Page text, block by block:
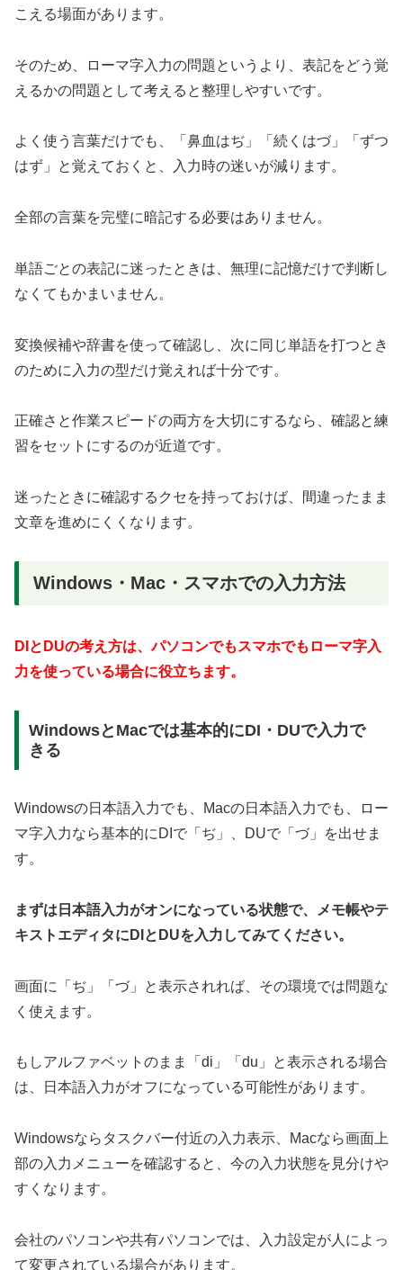
こえる場面があります。
そのため、ローマ字入力の問題というより、表記をどう覚
えるかの問題として考えると整理しやすいです。
よく使う言葉だけでも、「鼻血はぢ」「続くはづ」「ずつ
はず」と覚えておくと、入力時の迷いが減ります。
全部の言葉を完璧に暗記する必要はありません。
単語ごとの表記に迷ったときは、無理に記憶だけで判断し
なくてもかまいません。
変換候補や辞書を使って確認し、次に同じ単語を打つとき
のために入力の型だけ覚えれば十分です。
正確さと作業スピードの両方を大切にするなら、確認と練
習をセットにするのが近道です。
迷ったときに確認するクセを持っておけば、間違ったまま
文章を進めにくくなります。
Windows・Mac・スマホでの入力方法
DIとDUの考え方は、パソコンでもスマホでもローマ字入
力を使っている場合に役立ちます。
WindowsとMacでは基本的にDI・DUで入力で
きる
Windowsの日本語入力でも、Macの日本語入力でも、ロー
マ字入力なら基本的にDIで「ぢ」、DUで「づ」を出せま
す。
まずは日本語入力がオンになっている状態で、メモ帳やテ
キストエディタにDIとDUを入力してみてください。
画面に「ぢ」「づ」と表示されれば、その環境では問題な
く使えます。
もしアルファベットのまま「di」「du」と表示される場合
は、日本語入力がオフになっている可能性があります。
Windowsならタスクバー付近の入力表示、Macなら画面上
部の入力メニューを確認すると、今の入力状態を見分けや
すくなります。
会社のパソコンや共有パソコンでは、入力設定が人によっ
て変更されている場合があります。